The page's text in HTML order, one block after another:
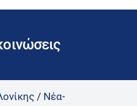
m
/ Νέα-